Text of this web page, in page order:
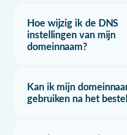
Hoe wijzig ik de DNS
instellingen van mijn
domeinnaam?
Kan ik mijn
gebruiken na het